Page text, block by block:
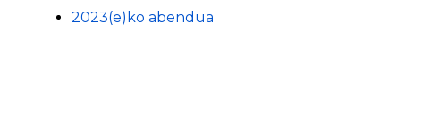
2023(e)ko abendua